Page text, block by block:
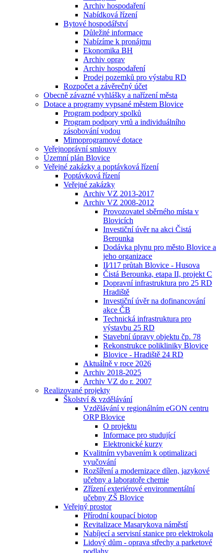
Archiv hospodaření
Nabídková řízení
Bytové hospodářství
Důležité informace
Nabízíme k pronájmu
Ekonomika BH
Archiv oprav
Archiv hospodaření
Prodej pozemků pro výstabu RD
Rozpočet a závěrečný účet
Obecně závazné vyhlášky a nařízení města
Dotace a programy vypsané městem Blovice
Program podpory spolků
Program podpory vrtů a individuálního
zásobování vodou
Mimoprogramové dotace
Veřejnoprávní smlouvy
Územní plán Blovice
Veřejné zakázky a poptávková řízení
Poptávková řízení
Veřejné zakázky
Archiv VZ 2013-2017
Archiv VZ 2008-2012
Provozovatel sběrného místa v
Blovicích
Investiční úvěr na akci Čistá
Berounka
Dodávka plynu pro město Blovice a
jeho organizace
II⁄117 průtah Blovice - Husova
Čistá Berounka, etapa II, projekt C
Dopravní infrastruktura pro 25 RD
Hradiště
Investiční úvěr na dofinancování
akce ČB
Technická infrastruktura pro
výstavbu 25 RD
Stavební úpravy objektu čp. 78
Rekonstrukce polikliniky Blovice
Blovice - Hradiště 24 RD
Aktuálně v roce 2026
Archiv 2018-2025
Archiv VZ do r. 2007
Realizované projekty
Školství & vzdělávání
Vzdělávání v regionálním eGON centru
ORP Blovice
O projektu
Informace pro studující
Elektronické kurzy
Kvalitním vybavením k optimalizaci
vyučování
Rozšíření a modernizace dílen, jazykové
učebny a laboratoře chemie
Zřízení exteriérové environmentální
učebny ZŠ Blovice
Veřejný prostor
Přírodní koupací biotop
Revitalizace Masarykova náměstí
Nabíjecí a servisní stanice pro elektrokola
Lidový dům - oprava střechy a parketové
podlahy